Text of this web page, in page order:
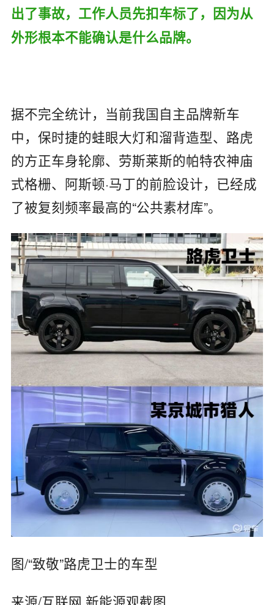
出了事故，工作人员先扣车标了，因为从
外形根本不能确认是什么品牌。
据不完全统计，当前我国自主品牌新车
中，保时捷的蛙眼大灯和溜背造型、路虎
的方正车身轮廓、劳斯莱斯的帕特农神庙
式格栅、阿斯顿·马丁的前脸设计，已经成
了被复刻频率最高的“公共素材库”。
图/“致敬”路虎卫士的车型
来源/互联网 新能源观截图